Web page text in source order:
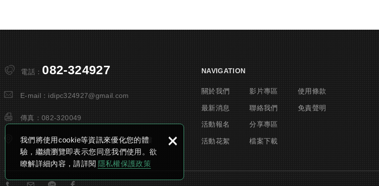
我們將使用cookie等資訊來優化您的體
驗，繼續瀏覽即表示您同意我們使用。欲
瞭解詳細內容，請詳閱 隱私權保護政策
×
電話： 082-324927
E-mail： idipc324927@gmail.com
傳真：082-320049
地址：893016金門縣金城鎮民生路7號3樓
NAVIGATION
關於我們
最新消息
活動報名
活動花絮
影片專區
聯絡我們
分享專區
檔案下載
使用條款
免責聲明